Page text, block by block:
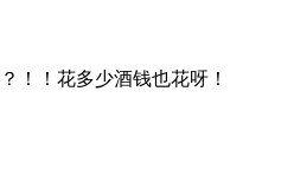
！！花多少酒钱也花呀！